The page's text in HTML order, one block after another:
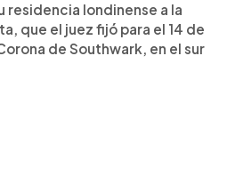
residencia londinense a la
que el juez fijó para el 14 de
de Southwark, en el sur